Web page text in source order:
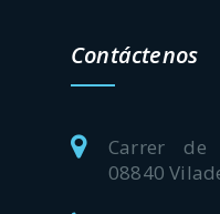
Contáctenos
Carrer de
08840